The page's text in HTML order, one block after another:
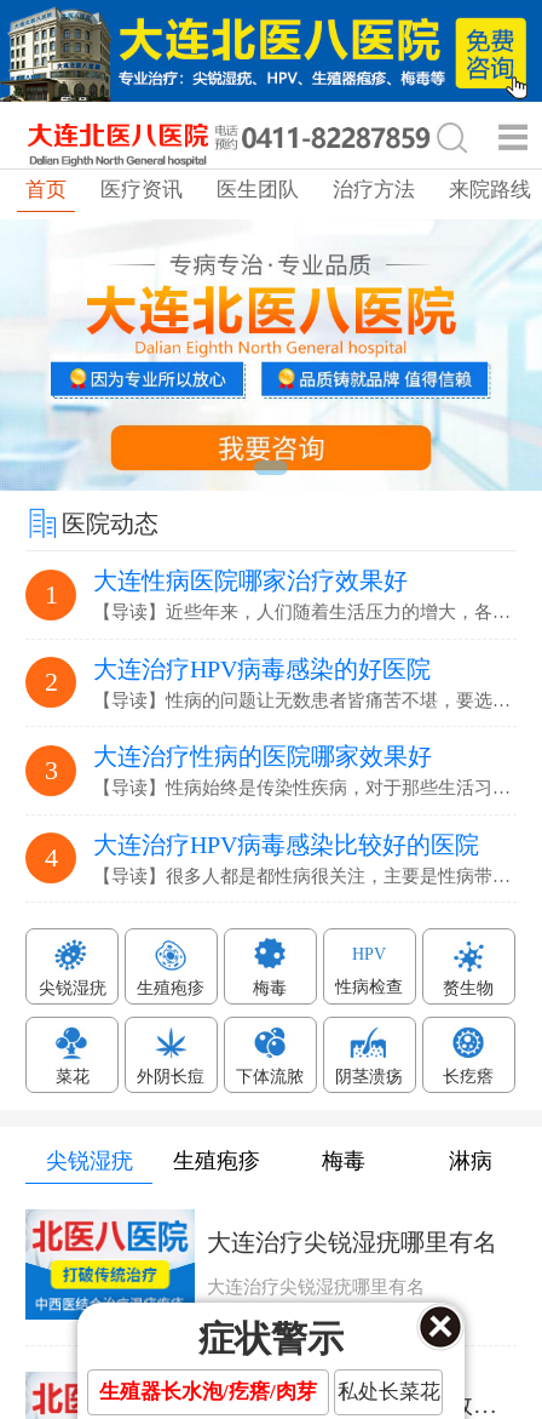
首页 医疗资讯 医生团队 治疗方法 来院路线
医院动态
1 大连性病医院哪家治疗效果好
【导读】近些年来，人们随着生活压力的增大，各…
2 大连治疗HPV病毒感染的好医院
【导读】性病的问题让无数患者皆痛苦不堪，要选…
3 大连治疗性病的医院哪家效果好
【导读】性病始终是传染性疾病，对于那些生活习…
4 大连治疗HPV病毒感染比较好的医院
【导读】很多人都是都性病很关注，主要是性病带…
尖锐湿疣 生殖疱疹 梅毒
HPV
性病检查
赘生物
菜花 外阴长痘 下体流脓 阴茎溃疡 长疙瘩
尖锐湿疣 生殖疱疹 梅毒 淋病
大连治疗尖锐湿疣哪里有名
大连治疗尖锐湿疣哪里有名
大连治疗尖锐湿疣哪里效果好
症状警示
生殖器长水泡/疙瘩/肉芽 私处长菜花